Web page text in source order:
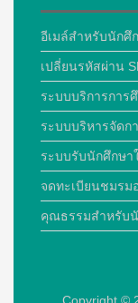
อีเมล์สำหรับนักศึ
เปลี่ยนรหัสผ่าน
ระบบบริการการ
ระบบบริหารจัดก
ระบบรับนักศึกษา
จดทะเบียนชมรม
คุณธรรมสำหรับ